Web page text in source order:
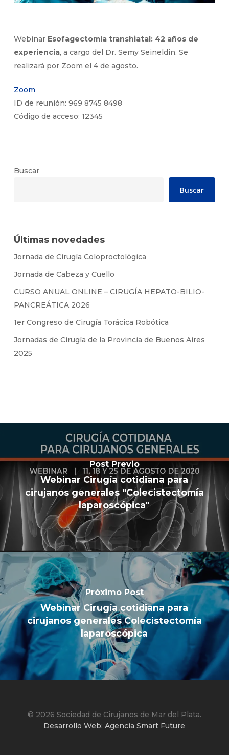
Webinar Esofagectomía transhiatal: 42 años de
experiencia, a cargo del Dr. Semy Seineldin. Se
realizará por Zoom el 4 de agosto.
Zoom
ID de reunión: 969 8745 8498
Código de acceso: 12345
Buscar
Buscar
Últimas novedades
Jornada de Cirugía Coloproctológica
Jornada de Cabeza y Cuello
CURSO ANUAL ONLINE – CIRUGÍA HEPATO-BILIO-
PANCREÁTICA 2026
1er Congreso de Cirugía Torácica Robótica
Jornadas de Cirugía de la Provincia de Buenos Aires
2025
Post Previo
Webinar Cirugía cotidiana para
cirujanos generales "Colecistectomía
laparoscópica"
Próximo Post
Webinar Cirugía cotidiana para
cirujanos generales Colecistectomía
laparoscópica
© 2026 Sociedad de Cirujanos de Mar del Plata.
Desarrollo Web: Agencia Smart Future